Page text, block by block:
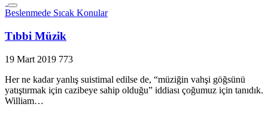
Beslenmede Sıcak Konular
Tıbbi Müzik
19 Mart 2019 773
Her ne kadar yanlış suistimal edilse de, “müziğin vahşi göğsünü
yatıştırmak için cazibeye sahip olduğu” iddiası çoğumuz için tanıdık.
William…